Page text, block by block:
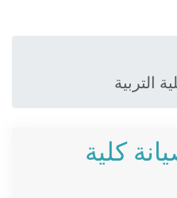
التربية
كلية